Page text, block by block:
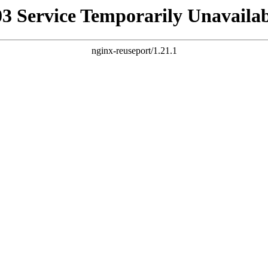
Service Temporarily
nginx-reuseport/1.21.1